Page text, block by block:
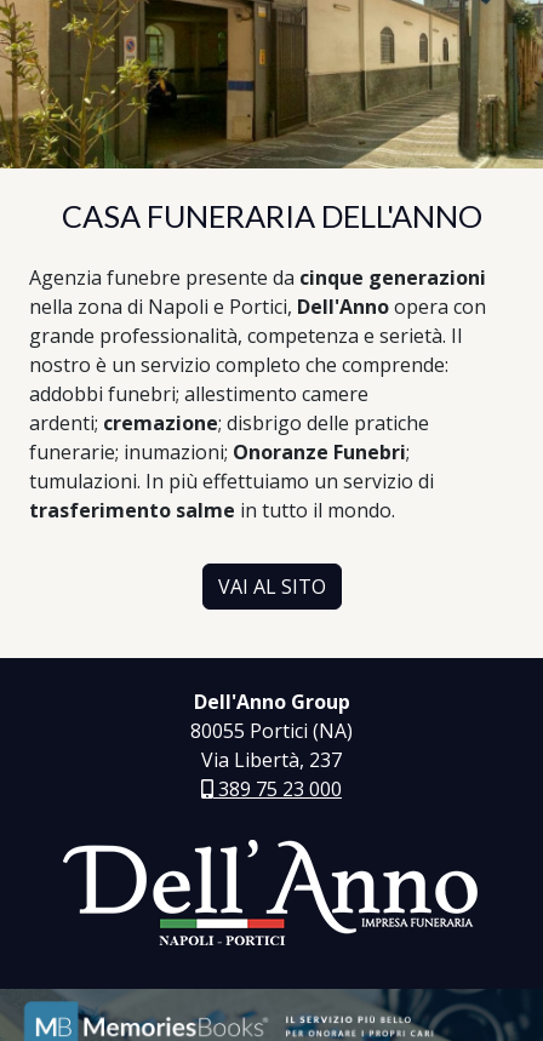
CASA FUNERARIA DELL'ANNO
Agenzia funebre presente da cinque generazioni
nella zona di Napoli e Portici, Dell'Annoopera con
grande professionalità, competenza e serietà. Il
nostro è un servizio completo che comprende:
addobbi funebri; allestimento camere
ardenti; cremazione; disbrigo delle pratiche
funerarie; inumazioni; Onoranze Funebri;
tumulazioni. In più effettuiamo un servizio di
trasferimento salme in tutto il mondo.
VAI AL SITO
Dell'Anno Group
80055 Portici (NA)
Via Libertà, 237
389 75 23 000